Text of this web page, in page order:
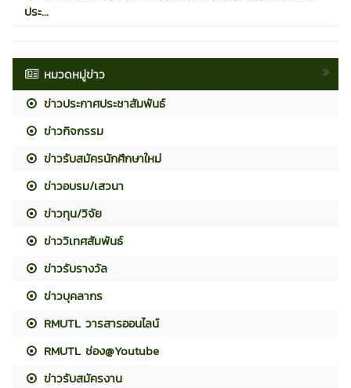
ประ...
หมวดหมู่ข่าว
ข่าวประกาศประชาสัมพันธ์
ข่าวกิจกรรม
ข่าวรับสมัครนักศึกษาใหม่
ข่าวอบรม/เสวนา
ข่าวทุน/วิจัย
ข่าววิเทศสัมพันธ์
ข่าวรับรางวัล
ข่าวบุคลากร
RMUTL วารสารออนไลน์
RMUTL ช่อง@Youtube
ข่าวรับสมัครงาน